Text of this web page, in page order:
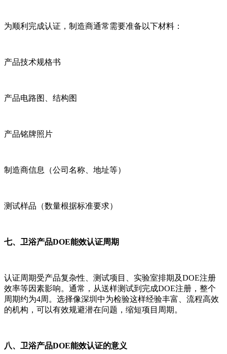
为顺利完成认证，制造商通常需要准备以下材料：
产品技术规格书
产品电路图、结构图
产品铭牌照片
制造商信息（公司名称、地址等）
测试样品（数量根据标准要求）
七、卫浴产品DOE能效认证周期
认证周期受产品复杂性、测试项目、实验室排期及DOE注册
效率等因素影响。通常，从送样测试到完成DOE注册，整个
周期约为4周。选择像深圳中为检验这样经验丰富、流程高效
的机构，可以有效规避潜在问题，缩短项目周期。
八、卫浴产品DOE能效认证的意义